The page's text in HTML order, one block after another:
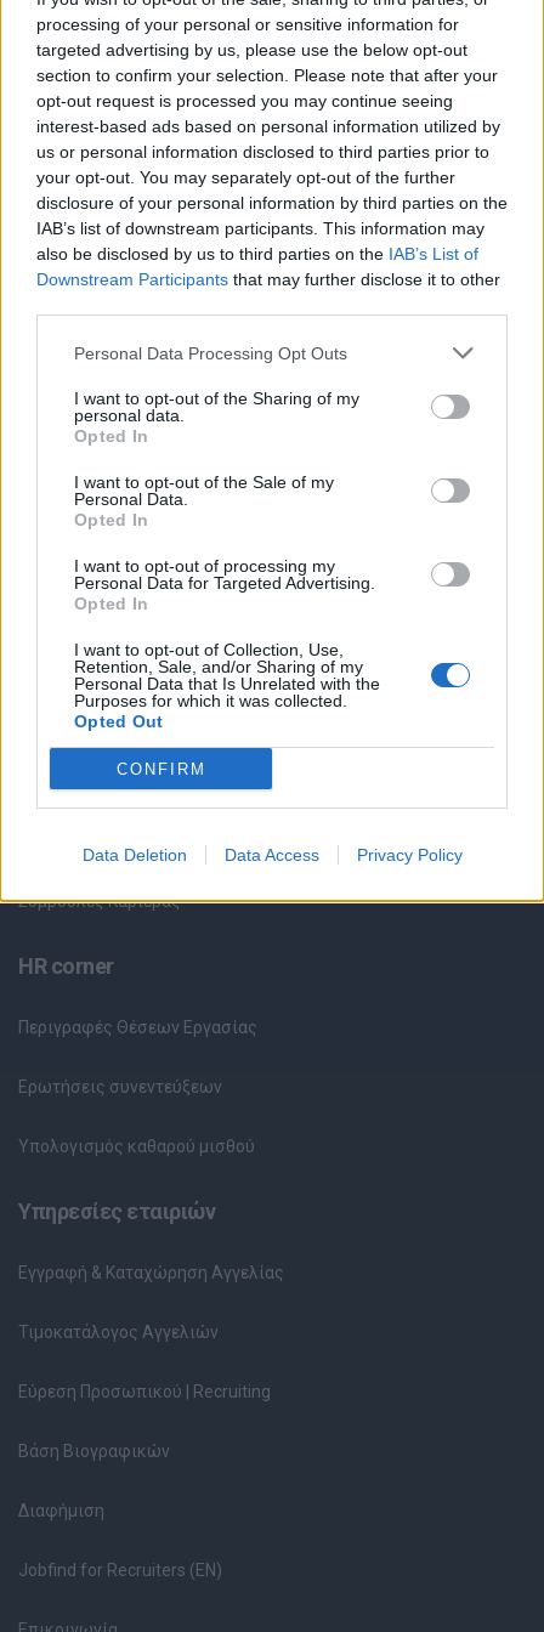
processing of your personal or sensitive information for
targeted advertising by us, please use the below opt-out
section to confirm your selection. Please note that after your
opt-out request is processed you may continue seeing
interest-based ads based on personal information utilized by
us or personal information disclosed to third parties prior to
your opt-out. You may separately opt-out of the further
disclosure of your personal information by third parties on the
IAB’s list of downstream participants. This information may
also be disclosed by us to third parties on the IAB’s List of
Downstream Participants that may further disclose it to other
Personal Data Processing Opt Outs
I want to opt-out of the Sharing of my
personal data.
Opted In
I want to opt-out of the Sale of my
Personal Data.
Opted In
I want to opt-out of processing my
Personal Data for Targeted Advertising.
Opted In
I want to opt-out of Collection, Use,
Retention, Sale, and/or Sharing of my
Personal Data that Is Unrelated with the
Purposes for which it was collected.
Opted Out
CONFIRM
Data Deletion Data Access Privacy Policy
Προοπτικές ανάπτυξης και εξέλιξης
Μερική η πλήρη απασχόληση
Φιλικό, ευχάριστο και δυναμικό περιβάλλον εργασίας
Θέσεις εργασίας
Θέσεις Εργασίας ανά Ειδικότητα
Θέσεις Εργασίας ανά Εταιρεία
Κέντρο Βοήθειας
Υπηρεσίες υποψηφίων
Καταχώρηση Online Βιογραφικού
Συμβουλές Καριέρας
HR corner
Περιγραφές Θέσεων Εργασίας
Ερωτήσεις συνεντεύξεων
Υπολογισμός καθαρού μισθού
Υπηρεσίες εταιριών
Εγγραφή & Καταχώρηση Αγγελίας
Τιμοκατάλογος Αγγελιών
Εύρεση Προσωπικού | Recruiting
Βάση Βιογραφικών
Διαφήμιση
Jobfind for Recruiters (EN)